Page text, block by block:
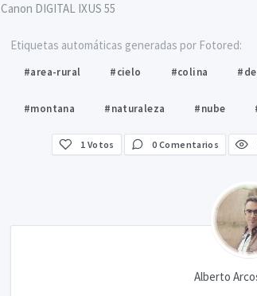
Canon DIGITAL IXUS 55
Etiquetas automáticas generadas por Fotored:
#area-rural #cielo #colina
#montana #naturaleza #nube
1 Votos 0 Comentarios
Alberto